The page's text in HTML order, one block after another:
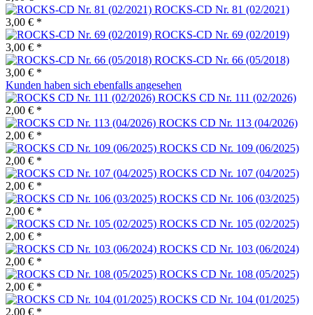
ROCKS-CD Nr. 81 (02/2021)
3,00 € *
ROCKS-CD Nr. 69 (02/2019)
3,00 € *
ROCKS-CD Nr. 66 (05/2018)
3,00 € *
Kunden haben sich ebenfalls angesehen
ROCKS CD Nr. 111 (02/2026)
2,00 € *
ROCKS CD Nr. 113 (04/2026)
2,00 € *
ROCKS CD Nr. 109 (06/2025)
2,00 € *
ROCKS CD Nr. 107 (04/2025)
2,00 € *
ROCKS CD Nr. 106 (03/2025)
2,00 € *
ROCKS CD Nr. 105 (02/2025)
2,00 € *
ROCKS CD Nr. 103 (06/2024)
2,00 € *
ROCKS CD Nr. 108 (05/2025)
2,00 € *
ROCKS CD Nr. 104 (01/2025)
2,00 € *